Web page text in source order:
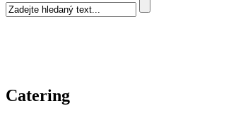
Catering